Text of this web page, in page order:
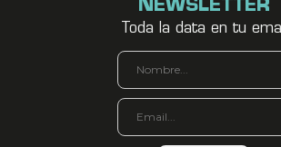
NEWSLETTER
Toda la data en tu